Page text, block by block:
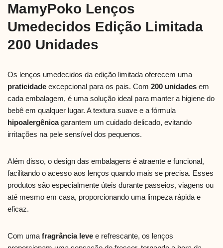
MamyPoko Lenços
Umedecidos Edição Limitada
200 Unidades
Os lenços umedecidos da edição limitada oferecem uma
praticidade excepcional para os pais. Com 200 unidades em
cada embalagem, é uma solução ideal para manter a higiene do
bebê em qualquer lugar. A textura suave e a fórmula
hipoalergênicagarantem um cuidado delicado, evitando
irritações na pele sensível dos pequenos.
Além disso, o design das embalagens é atraente e funcional,
facilitando o acesso aos lenços quando mais se precisa. Esses
produtos são especialmente úteis durante passeios, viagens ou
até mesmo em casa, proporcionando uma limpeza rápida e
eficaz.
Com uma fragrância leve e refrescante, os lenços